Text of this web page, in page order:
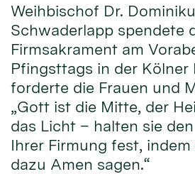
Weihbischof Dr.
Schwaderlapp spendete
Firmsakrament am
Pfingsttags in der Kölner
forderte die Frauen und
„Gott ist die Mitte, der
das Licht – halten sie
Ihrer Firmung fest,
dazu Amen sagen.“